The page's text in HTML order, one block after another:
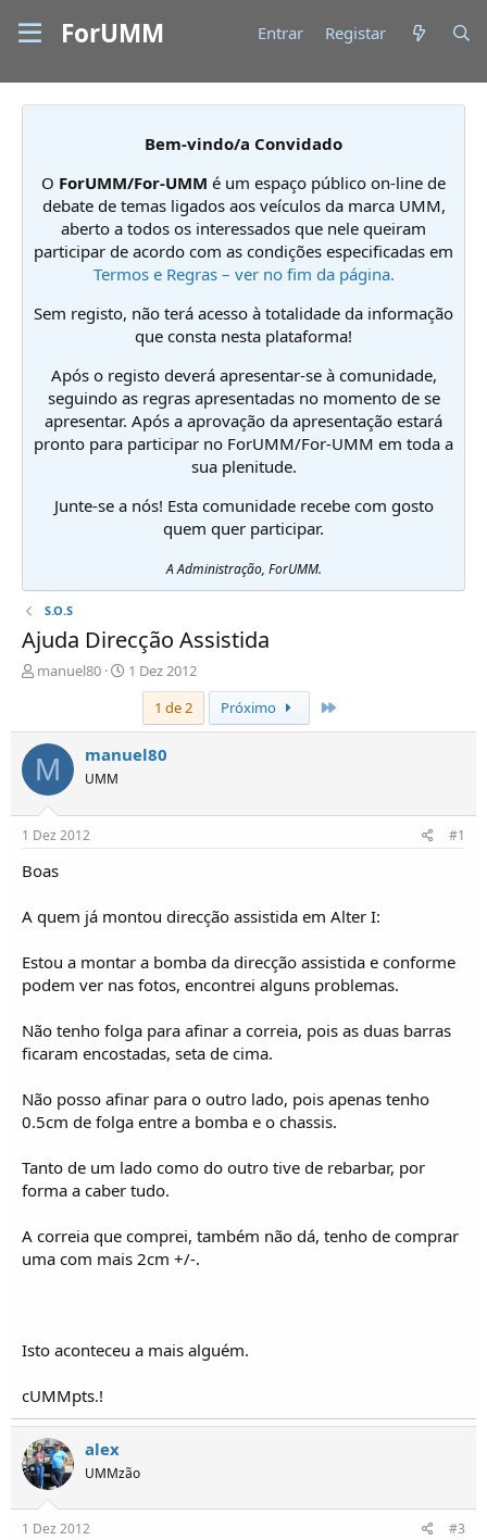
ForUMM Entrar Registar
Bem-vindo/a Convidado
O ForUMM/For-UMM é um espaço público on-line de
debate de temas ligados aos veículos da marca UMM,
aberto a todos os interessados que nele queiram
participar de acordo com as condições especificadas em
Termos e Regras – ver no fim da página.
Sem registo, não terá acesso à totalidade da informação
que consta nesta plataforma!
Após o registo deverá apresentar-se à comunidade,
seguindo as regras apresentadas no momento de se
apresentar. Após a aprovação da apresentação estará
pronto para participar no ForUMM/For-UMM em toda a
sua plenitude.
Junte-se a nós! Esta comunidade recebe com gosto
quem quer participar.
A Administração, ForUMM.
S.O.S
Ajuda Direcção Assistida
I
c
i
a
d
r
d
e
p
c
o
manuel80
D
a
d
e
1 Dez 2012
1 de 2
Próximo
M manuel80
UMM
1 Dez 2012 #1
Boas
A quem já montou direcção assistida em Alter I:
Estou a montar a bomba da direcção assistida e conforme
podem ver nas fotos, encontrei alguns problemas.
Não tenho folga para afinar a correia, pois as duas barras
ficaram encostadas, seta de cima.
Não posso afinar para o outro lado, pois apenas tenho
0.5cm de folga entre a bomba e o chassis.
Tanto de um lado como do outro tive de rebarbar, por
forma a caber tudo.
A correia que comprei, também não dá, tenho de comprar
uma com mais 2cm +/-.
Isto aconteceu a mais alguém.
cUMMpts.!
alex
UMMzão
1 Dez 2012 #3